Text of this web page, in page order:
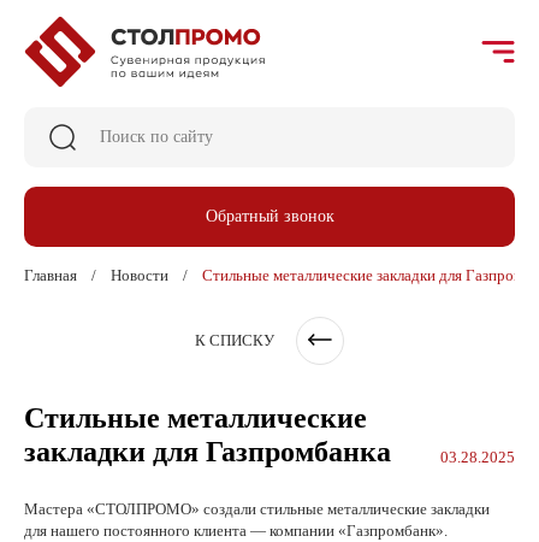
Обратный звонок
Главная Новости Стильные металлические закладки для
К СПИСКУ
Стильные металлические
закладки для Газпромбанка
03.28.2025
Мастера «СТОЛПРОМО» создали стильные металлические закладки
для нашего постоянного клиента — компании «Газпромбанк».